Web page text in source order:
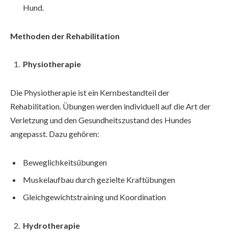
Hund.
Methoden der Rehabilitation
Physiotherapie
Die Physiotherapie ist ein Kernbestandteil der
Rehabilitation. Übungen werden individuell auf die Art der
Verletzung und den Gesundheitszustand des Hundes
angepasst. Dazu gehören:
Beweglichkeitsübungen
Muskelaufbau durch gezielte Kraftübungen
Gleichgewichtstraining und Koordination
Hydrotherapie